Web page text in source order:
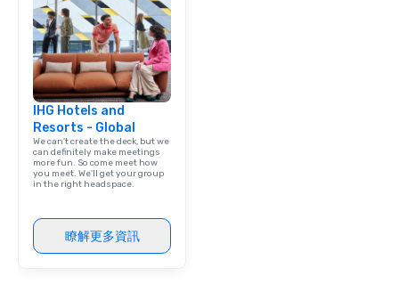
IHG Hotels and
Resorts - Global
We can't create the deck, but we
can definitely make meetings
more fun. So come meet how
you meet. We'll get your group
in the right headspace.
瞭解更多資訊